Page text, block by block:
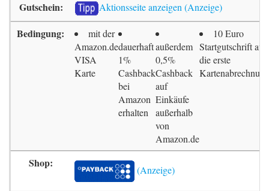
Aktionsseite anzeigen
mit der
Amazon.de
VISA
Karte
dauerhaft
1%
Cashback
bei
Amazon
erhalten
außerdem
0,5%
Cashback
auf
Einkäufe
außerhalb
von
Amazon.de
10 Euro
Startgutschrift auf
die erste
Kartenabrechnung